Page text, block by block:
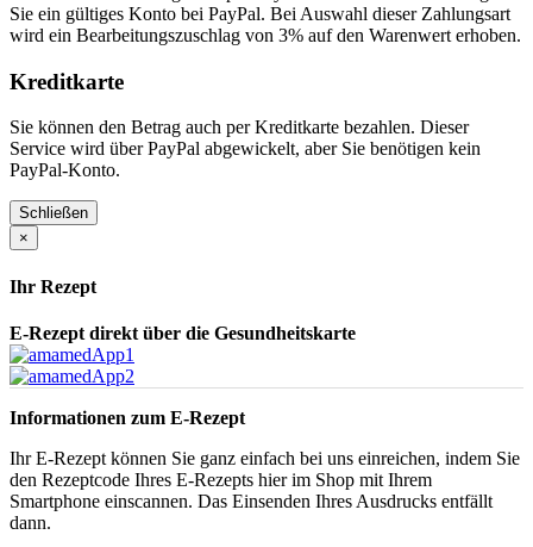
Sie ein gültiges Konto bei PayPal. Bei Auswahl dieser Zahlungsart
wird ein Bearbeitungszuschlag von 3% auf den Warenwert erhoben.
Kreditkarte
Sie können den Betrag auch per Kreditkarte bezahlen. Dieser
Service wird über PayPal abgewickelt, aber Sie benötigen kein
PayPal-Konto.
Schließen
×
Ihr Rezept
E-Rezept direkt über die Gesundheitskarte
Informationen zum E-Rezept
Ihr E-Rezept können Sie ganz einfach bei uns einreichen, indem Sie
den Rezeptcode Ihres E-Rezepts hier im Shop mit Ihrem
Smartphone einscannen. Das Einsenden Ihres Ausdrucks entfällt
dann.